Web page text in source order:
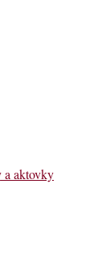
a aktovky